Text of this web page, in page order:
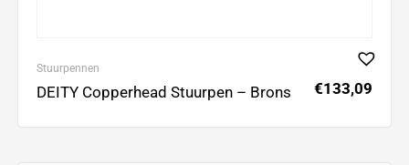
Stuurpennen
DEITY Copperhead Stuurpen – Brons €133,09